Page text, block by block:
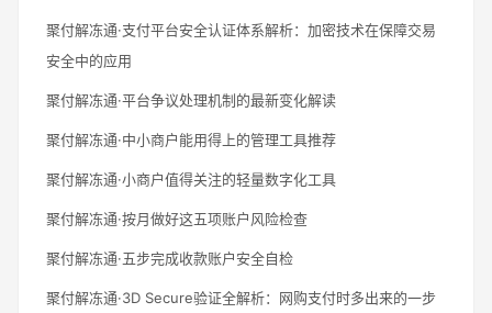
聚付解冻通·支付平台安全认证体系解析：加密技术在保障交易
安全中的应用
聚付解冻通·平台争议处理机制的最新变化解读
聚付解冻通·中小商户能用得上的管理工具推荐
聚付解冻通·小商户值得关注的轻量数字化工具
聚付解冻通·按月做好这五项账户风险检查
聚付解冻通·五步完成收款账户安全自检
聚付解冻通·3D Secure验证全解析：网购支付时多出来的一步